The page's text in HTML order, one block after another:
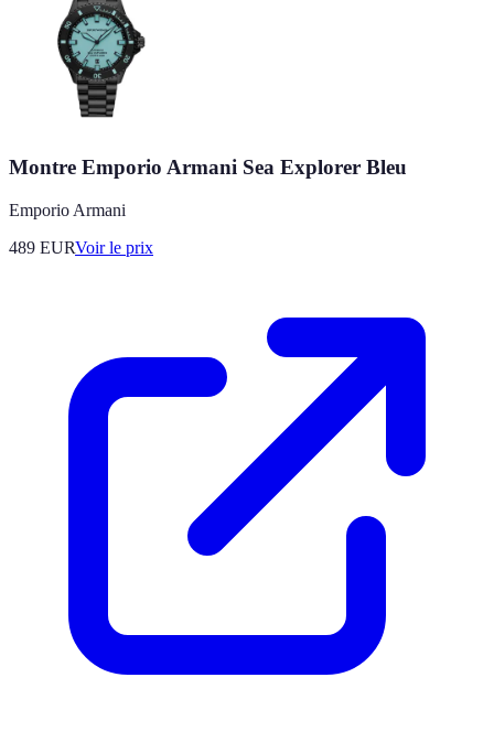
Montre Emporio Armani Sea Explorer Bleu
Emporio Armani
489 EURVoir le prix